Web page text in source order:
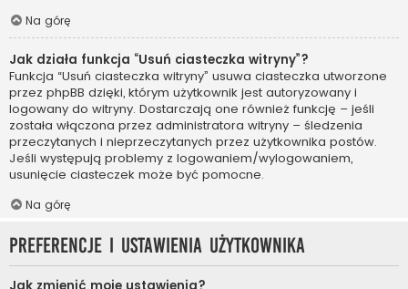
Na górę
Jak działa funkcja “Usuń ciasteczka witryny”?
Funkcja “Usuń ciasteczka witryny” usuwa ciasteczka utworzone
przez phpBB dzięki, którym użytkownik jest autoryzowany i
logowany do witryny. Dostarczają one również funkcję – jeśli
została włączona przez administratora witryny – śledzenia
przeczytanych i nieprzeczytanych przez użytkownika postów.
Jeśli występują problemy z logowaniem/wylogowaniem,
usunięcie ciasteczek może być pomocne.
Na górę
Preferencje i ustawienia użytkownika